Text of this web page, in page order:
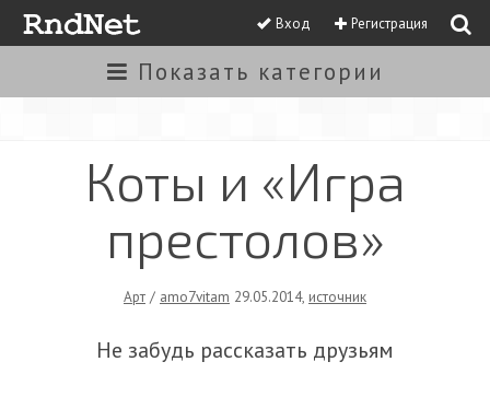
Вход Регистрация
Показать категории
Коты и «Игра
престолов»
Арт / amo7vitam 29.05.2014, источник
Не забудь рассказать друзьям